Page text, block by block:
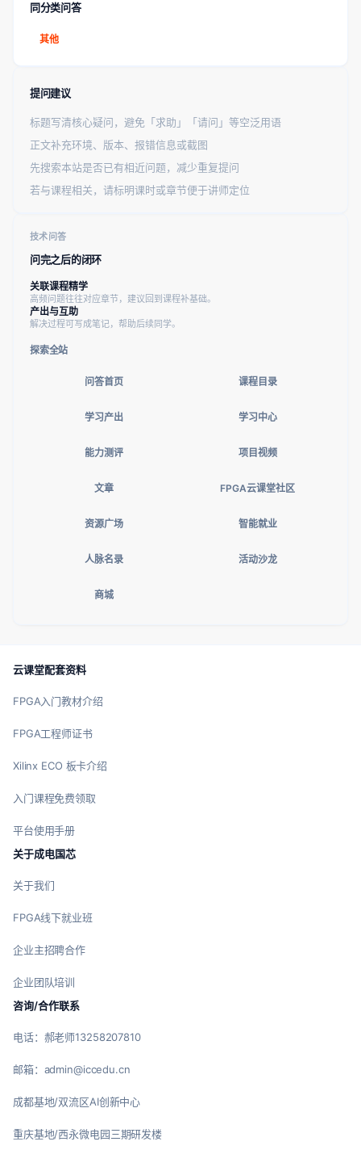
同分类问答
其他
提问建议
标题写清核心疑问，避免「求助」「请问」等空泛用语
正文补充环境、版本、报错信息或截图
先搜索本站是否已有相近问题，减少重复提问
若与课程相关，请标明课时或章节便于讲师定位
技术问答
问完之后的闭环
关联课程精学
高频问题往往对应章节，建议回到课程补基础。
产出与互助
解决过程可写成笔记，帮助后续同学。
探索全站
问答首页 课程目录
学习产出 学习中心
能力测评 项目视频
文章 FPGA云课堂社区
资源广场 智能就业
人脉名录 活动沙龙
商城
云课堂配套资料
FPGA入门教材介绍
FPGA工程师证书
Xilinx ECO 板卡介绍
入门课程免费领取
平台使用手册
关于成电国芯
关于我们
FPGA线下就业班
企业主招聘合作
企业团队培训
咨询/合作联系
电话：郝老师13258207810
邮箱：admin@iccedu.cn
成都基地/双流区AI创新中心
重庆基地/西永微电园三期研发楼